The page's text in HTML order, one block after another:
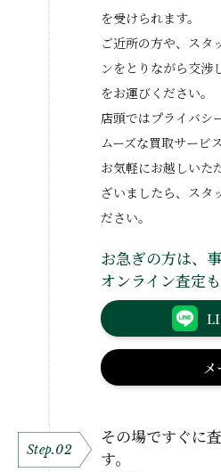
を受けられます。
ご近所の方や、スタ
ンをとりながら交渉
をお運びください。
店頭ではプライバシ
ムーズな買取サービ
お気軽にお越しいた
ざいましたら、スタ
ださい。
お急ぎの方は、
オンライン査定
Step.02
その場ですぐに
す。